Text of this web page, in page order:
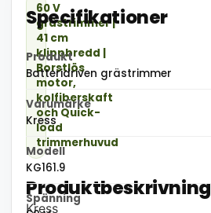
60 V
grästrimmer |
41 cm
klippbredd |
Borstlös
motor,
kolfiberskaft
och Quick-
load
trimmerhuvud
Produktbeskrivning
Kress
Specifikationer
Produkt
Batteridriven grästrimmer
Varumärke
Kress
Modell
KG161.9
Spänning